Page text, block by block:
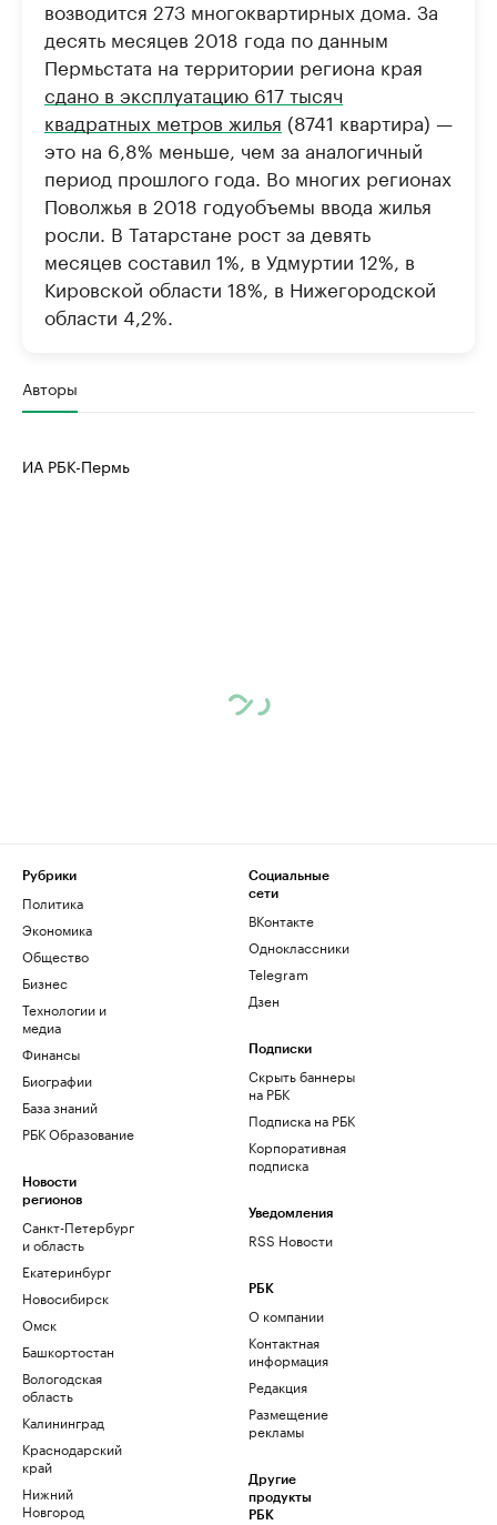
возводится 273 многоквартирных дома. За
десять месяцев 2018 года по данным
Пермьстата на территории региона края
сдано в эксплуатацию 617 тысяч
квадратных метров жилья (8741 квартира) —
это на 6,8% меньше, чем за аналогичный
период прошлого года. Во многих регионах
Поволжья в 2018 годуобъемы ввода жилья
росли. В Татарстане рост за девять
месяцев составил 1%, в Удмуртии 12%, в
Кировской области 18%, в Нижегородской
области 4,2%.
Авторы
ИА РБК-Пермь
Рубрики
Политика
Экономика
Общество
Бизнес
Технологии и
медиа
Финансы
Биографии
База знаний
РБК Образование
Новости
регионов
Санкт-Петербург
и область
Екатеринбург
Новосибирск
Омск
Башкортостан
Вологодская
область
Калининград
Краснодарский
край
Нижний
Новгород
Социальные
сети
ВКонтакте
Одноклассники
Telegram
Дзен
Подписки
Скрыть баннеры
на РБК
Подписка на РБК
Корпоративная
подписка
Уведомления
RSS Новости
РБК
О компании
Контактная
информация
Редакция
Размещение
рекламы
Другие
продукты
РБК